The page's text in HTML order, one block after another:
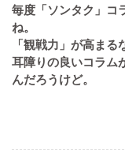
毎度「ソンタク」コ
ね。
「観戦力」が高まる
耳障りの良いコラム
んだろうけど。